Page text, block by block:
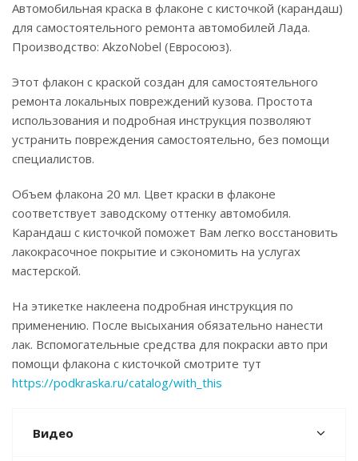
Автомобильная краска в флаконе с кисточкой (карандаш)
для самостоятельного ремонта автомобилей Лада.
Производство: AkzoNobel (Евросоюз).
Этот флакон с краской создан для самостоятельного
ремонта локальных повреждений кузова. Простота
использования и подробная инструкция позволяют
устранить повреждения самостоятельно, без помощи
специалистов.
Объем флакона 20 мл. Цвет краски в флаконе
соответствует заводскому оттенку автомобиля.
Карандаш с кисточкой поможет Вам легко восстановить
лакокрасочное покрытие и сэкономить на услугах
мастерской.
На этикетке наклеена подробная инструкция по
применению. После высыхания обязательно нанести
лак. Вспомогательные средства для покраски авто при
помощи флакона с кисточкой смотрите тут
https://podkraska.ru/catalog/with_this
Видео